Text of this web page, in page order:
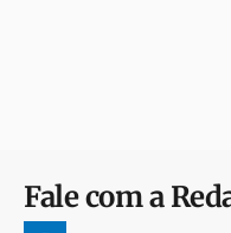
Fale com a